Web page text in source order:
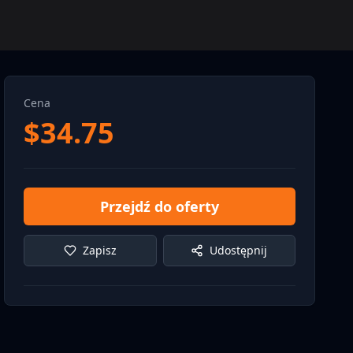
Cena
$34.75
Przejdź do oferty
Zapisz Udostępnij